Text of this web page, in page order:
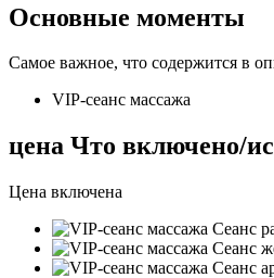
Основные моменты
Самое важное, что содержится в
VIP-сеанс массажа
цена Что включено/
Цена включена
Сеанс
Сеанс
Сеанс